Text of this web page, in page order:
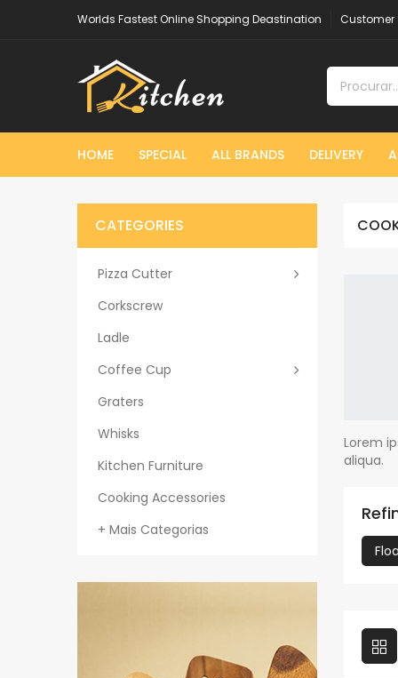
Worlds Fastest Online Shopping Deastination Customer
HOME SPECIAL ALL BRANDS DELIVERY
CATEGORIES
Pizza Cutter
Corkscrew
Ladle
Coffee Cup
Graters
Whisks
Kitchen Furniture
Cooking Accessories
+ Mais Categorias
Lorem
aliqua.